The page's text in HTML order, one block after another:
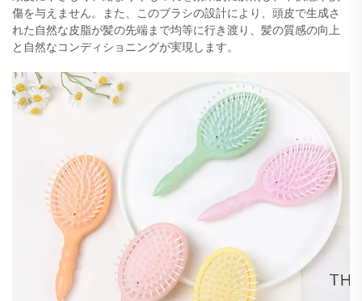
傷を与えません。また、このブラシの設計により、頭皮で生成さ
れた自然な皮脂が髪の先端まで均等に行き渡り、髪の質感の向上
と自然なコンディショニングが実現します。